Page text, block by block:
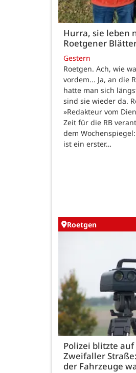
Hurra, sie leben
Roetgener
Gestern
Roetgen. Ach, wie
vordem... Ja, an die
hatte man sich
sind sie wieder da.
»Redakteur vom
Zeit für die RB
dem
ist ein erster…
Roetgen
Polizei blitzte
Zweifaller
der Fahrzeuge